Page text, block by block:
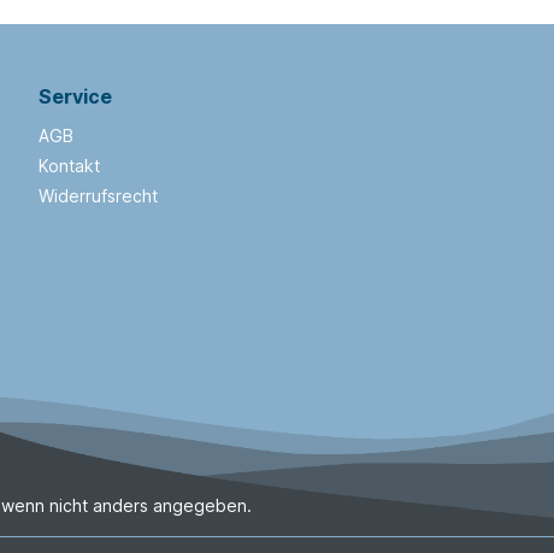
Service
AGB
Kontakt
Widerrufsrecht
nicht anders angegeben.